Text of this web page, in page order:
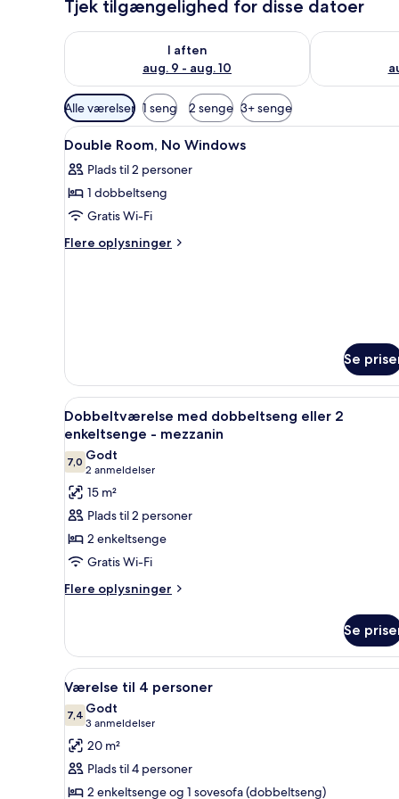
Tjek tilgængelighed for disse datoer
I aften
aug. 9 - aug. 10
Tjek tilgængelighed for i aften aug. 9 - aug. 10
Tjek
Tilgængelige
filtre
for
Alle værelser 1 seng 2 senge 3+ senge
Indlæs
alle
billeder
af
Double
Room,
Et hotelværelse med en
4
Double Room, No Windows
Plads til 2 personer
1 dobbeltseng
Gratis Wi-Fi
Flere oplysninger
Flere
Se
Indlæs
alle
billeder
af
Dobbeltværelse
med
dobbeltseng
eller
2
enkeltsenge
Et moderne soveværelse
6
Dobbeltværelse med dobbeltseng eller 2
enkeltsenge - mezzanin
7,07,0 ud af 10
Godt
2 anmeldelser
(2
anmeldelser)
15 m²
Plads til 2 personer
2 enkeltsenge
Gratis Wi-Fi
Flere oplysninger
Flere
med
dobbeltseng
eller
enkeltsenge
mezzanin
Se
Indlæs
alle
billeder
af
Værelse
til
Et hotelværelse med to
4
Værelse til 4 personer
7,47,4 ud af 10
Godt
3 anmeldelser
(3
anmeldelser)
20 m²
Plads til 4 personer
2 enkeltsenge og 1 sovesofa (dobbeltseng)